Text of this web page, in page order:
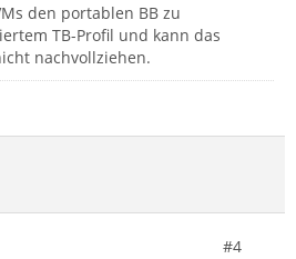
den portablen BB zu
TB-Profil und kann das
nachvollziehen.
#4